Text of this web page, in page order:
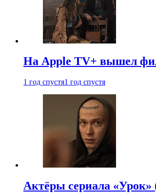
На Apple TV+ вышел
1 год спустя1 год спустя
Актёры сериала «Урок»